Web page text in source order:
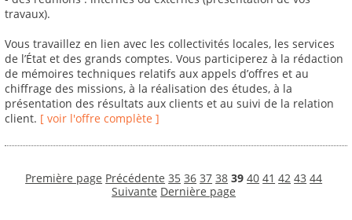
travaux).
Vous travaillez en lien avec les collectivités locales, les services
de l’État et des grands comptes. Vous participerez à la rédaction
de mémoires techniques relatifs aux appels d’offres et au
chiffrage des missions, à la réalisation des études, à la
présentation des résultats aux clients et au suivi de la relation
client. [ voir l'offre complète ]
Première page Précédente 35 36 37 38 39 40 41 42 43 44
Suivante Dernière page